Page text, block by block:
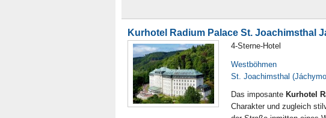
Kurhotel Radium Palace St. Joachimsthal
4-Sterne-Hotel
Westböhmen
St. Joachimsthal
Das imposante Kurhotel
Charakter und zugleich